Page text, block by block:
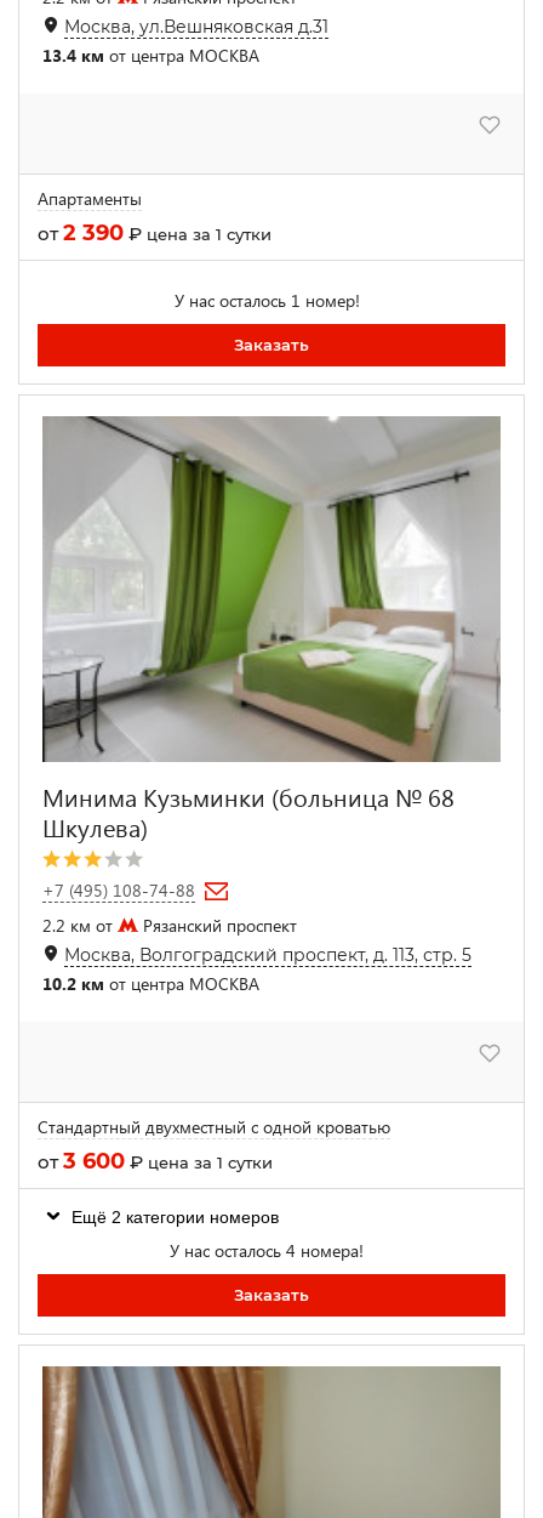
Москва, ул.Вешняковская д.31
13.4 км от центра МОСКВА
Апартаменты
от2 390 ₽ цена за 1 сутки
У нас осталось 1 номер!
Заказать
Минима Кузьминки (больница № 68
Шкулева)
+7 (495) 108-74-88
2.2 км от
Рязанский проспект
Москва, Волгоградский проспект, д. 113, стр. 5
10.2 км от центра МОСКВА
Стандартный двухместный с одной кроватью
от3 600 ₽ цена за 1 сутки
Ещё 2 категории номеров
У нас осталось 4 номера!
Заказать